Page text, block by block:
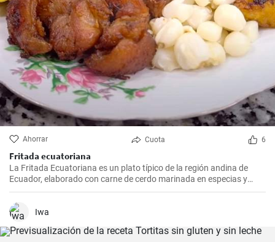
Ahorrar Cuota 6
Fritada ecuatoriana
La Fritada Ecuatoriana es un plato típico de la región andina de
Ecuador, elaborado con carne de cerdo marinada en especias y
cocinada a fuego lento en una olla con agua hasta que quede suave
y tierna.
Iwa